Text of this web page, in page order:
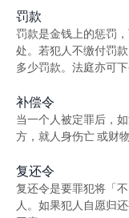
警司警诫计划
《罪犯自新条例》
《罪犯自新条例
《罪犯自新条例
罚款
罚款是金钱上的惩罚
处。若犯人不缴付罚
多少罚款。法庭亦可
补偿令
当一个人被定罪后，
方，就人身伤亡 或财
复还令
复还令是要罪犯将「
人。如果犯人自愿归